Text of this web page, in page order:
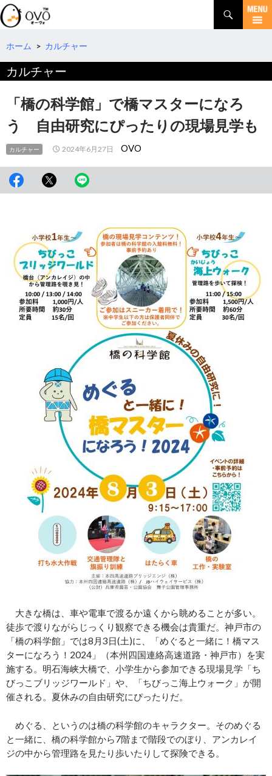
検
索
コ
テ
ツ
へ
ホーム > カルチャー
カルチャー
「橋の科学館」で橋マスターになろ
う 自由研究にぴったりの現場見学も
カルチャー 2024年6月27日 OVO
大きな橋は、車や電車で渡るか遠くから眺めることが多い。
徒歩で渡りながらじっくり観察できる機会は貴重だ。神戸市の
「橋の科学館」では8月3日(土)に、「めぐると一緒に！橋マス
ターになろう！2024」（本州四国連絡高速道路・神戸市）を実
施する。明石海峡大橋で、小学生から参加できる現場見学「ち
びっこブリッジワールド」や、「ちびっこ海上ウォーク」が開
催される。夏休みの自由研究にぴったりだ。
めぐる、というのは橋の科学館のキャラクター。そのめぐる
と一緒に、橋の科学館から7階まで階段でのぼり、アンカレイ
ジの中から管理路を見たり歩いたりして探険できる。